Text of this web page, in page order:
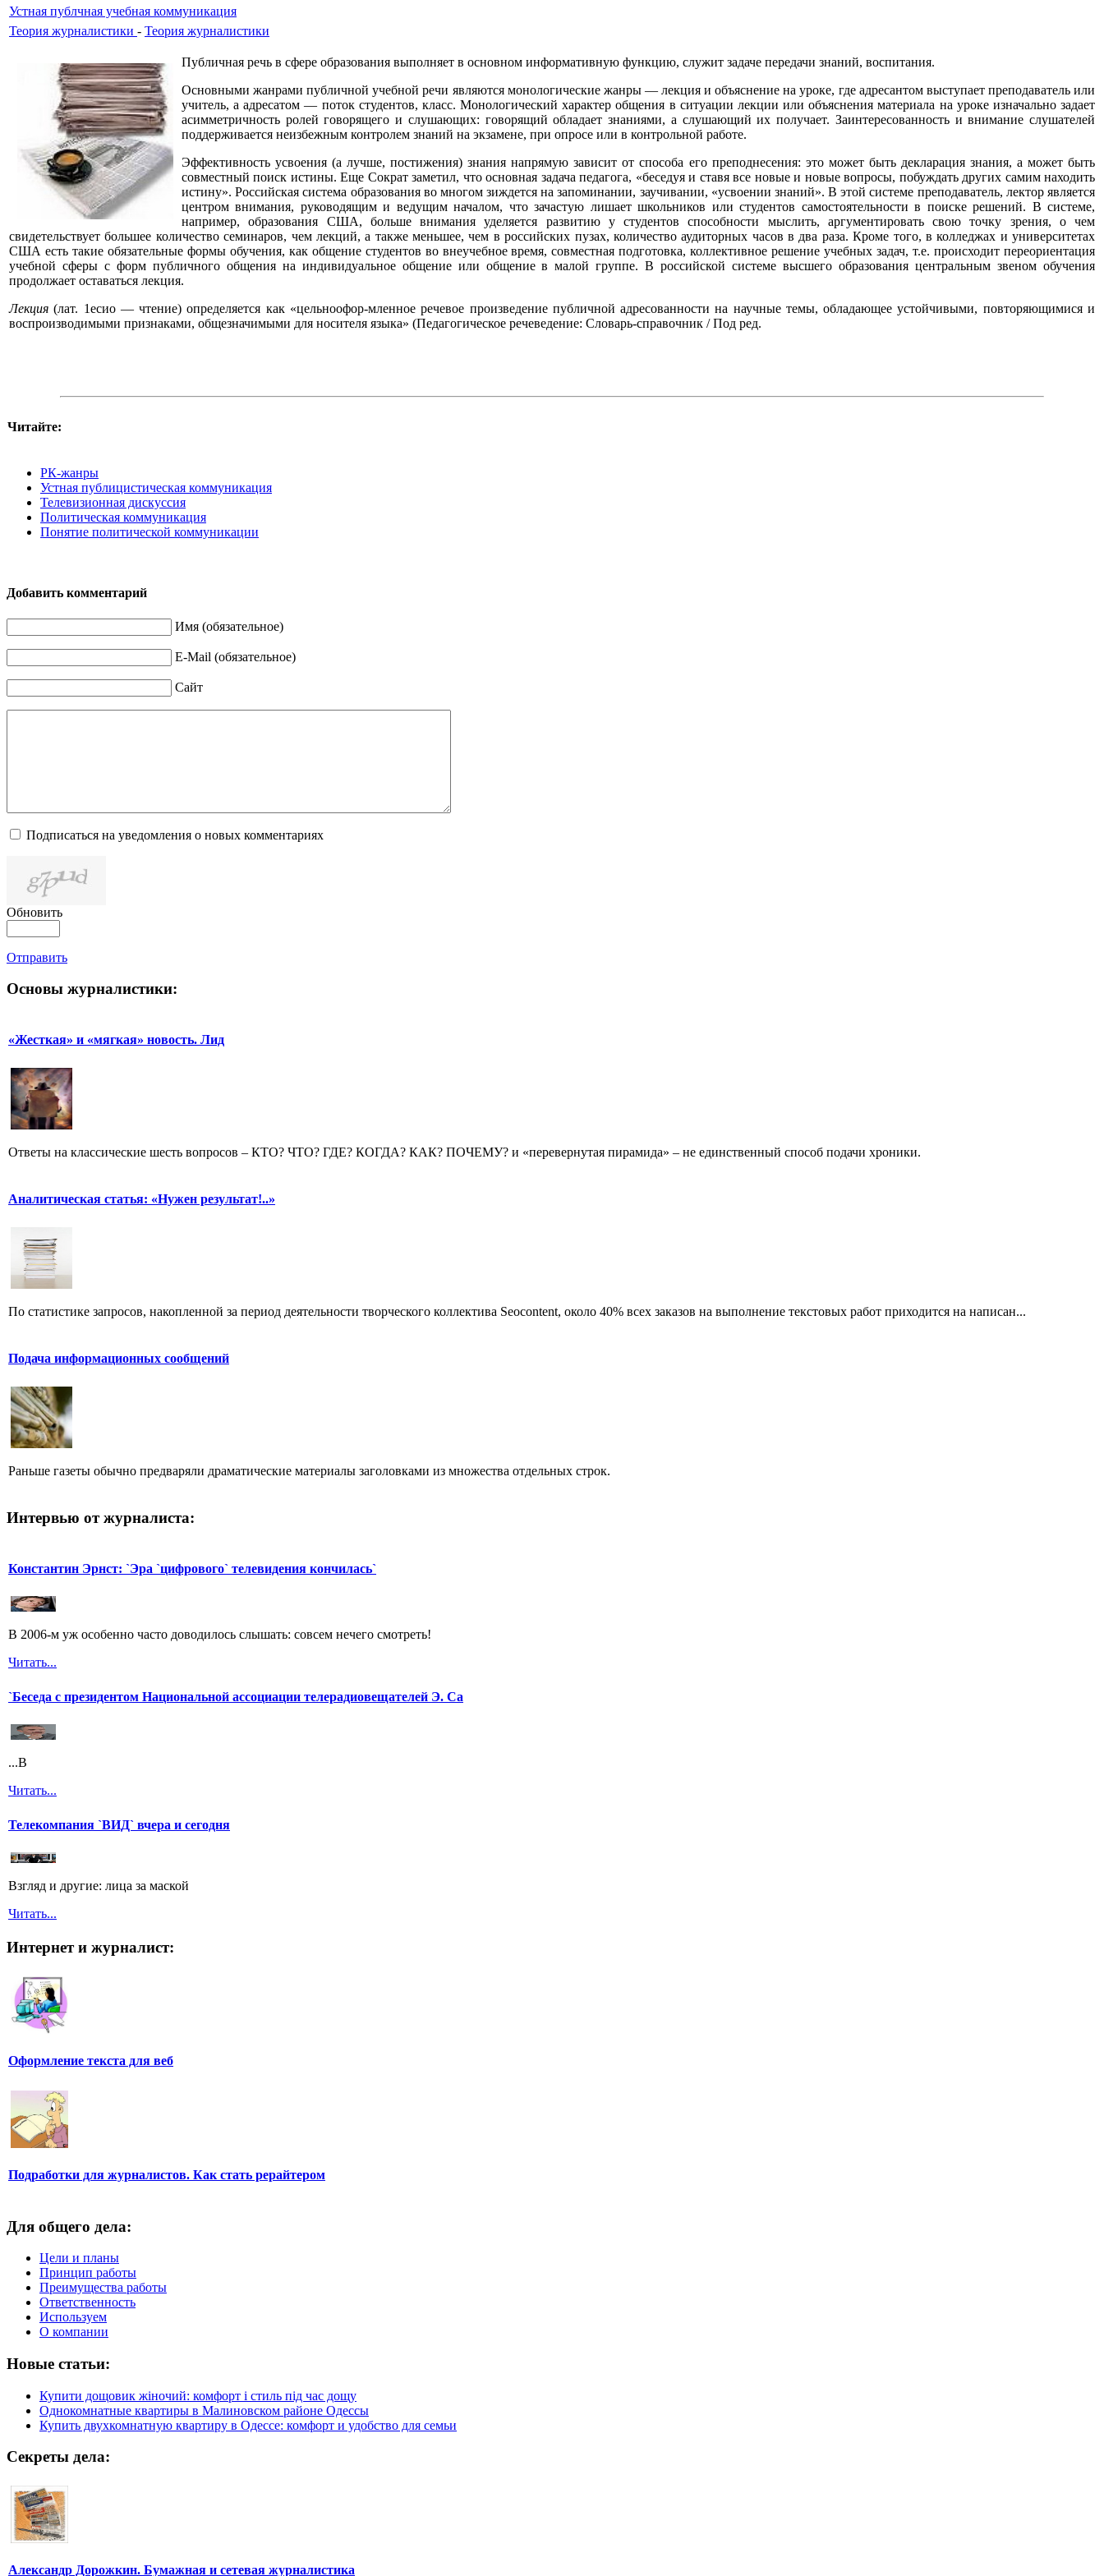
Устная публчная учебная коммуникация
Теория журналистики - Теория журналистики
Публичная речь в сфере образования выполняет в основном информативную функцию, служит задаче передачи знаний, воспитания.
Основными жанрами публичной учебной речи являются монологические жанры — лекция и объяснение на уроке, где адресантом выступает преподаватель или
учитель, а адресатом — поток студентов, класс. Монологический характер общения в ситуации лекции или объяснения материала на уроке изначально задает
асимметричность ролей говорящего и слушающих: говорящий обладает знаниями, а слушающий их получает. Заинтересованность и внимание слушателей
поддерживается неизбежным контролем знаний на экзамене, при опросе или в контрольной работе.
Эффективность усвоения (а лучше, постижения) знания напрямую зависит от способа его преподнесения: это может быть декларация знания, а может быть
совместный поиск истины. Еще Сократ заметил, что основная задача педагога, «беседуя и ставя все новые и новые вопросы, побуждать других самим находить
истину». Российская система образования во многом зиждется на запоминании, заучивании, «усвоении знаний». В этой системе преподаватель, лектор является
центром внимания, руководящим и ведущим началом, что зачастую лишает школьников или студентов самостоятельности в поиске решений. В системе,
например, образования США, больше внимания уделяется развитию у студентов способности мыслить, аргументировать свою точку зрения, о чем
свидетельствует большее количество семинаров, чем лекций, а также меньшее, чем в российских пузах, количество аудиторных часов в два раза. Кроме того, в колледжах и университетах
США есть такие обязательные формы обучения, как общение студентов во внеучебное время, совместная подготовка, коллективное решение учебных задач, т.е. происходит переориентация
учебной сферы с форм публичного общения на индивидуальное общение или общение в малой группе. В российской системе высшего образования центральным звеном обучения
продолжает оставаться лекция.
Лекция(лат. 1есио — чтение) определяется как «цельноофор-мленное речевое произведение публичной адресованности на научные темы, обладающее устойчивыми, повторяющимися и
воспроизводимыми признаками, общезначимыми для носителя языка» (Педагогическое речеведение: Словарь-справочник / Под ред.
Читайте:
РК-жанры
Устная публицистическая коммуникация
Телевизионная дискуссия
Политическая коммуникация
Понятие политической коммуникации
Добавить комментарий
Имя (обязательное)
E-Mail (обязательное)
Сайт
Подписаться на уведомления о новых комментариях
Обновить
Отправить
Основы журналистики:
«Жесткая» и «мягкая» новость. Лид
Ответы на классические шесть вопросов – КТО? ЧТО? ГДЕ? КОГДА? КАК? ПОЧЕМУ? и «перевернутая пирамида» – не единственный способ подачи хроники.
Аналитическая статья: «Нужен результат!..»
По статистике запросов, накопленной за период деятельности творческого коллектива Seocontent, около 40% всех заказов на выполнение текстовых работ приходится на написан...
Подача информационных сообщений
Раньше газеты обычно предваряли драматические материалы заголовками из множества отдельных строк.
Интервью от журналиста:
Константин Эрнст: `Эра `цифрового` телевидения кончилась`
В 2006-м уж особенно часто доводилось слышать: совсем нечего смотреть!
Читать...
`Беседа с президентом Национальной ассоциации телерадиовещателей Э. Са
...В
Читать...
Телекомпания `ВИД` вчера и сегодня
Взгляд и другие: лица за маской
Читать...
Интернет и журналист:
Оформление текста для веб
Подработки для журналистов. Как стать рерайтером
Для общего дела:
Цели и планы
Принцип работы
Преимущества работы
Ответственность
Используем
О компании
Новые статьи:
Купити дощовик жіночий: комфорт і стиль під час дощу
Однокомнатные квартиры в Малиновском районе Одессы
Купить двухкомнатную квартиру в Одессе: комфорт и удобство для семьи
Секреты дела:
Александр Дорожкин. Бумажная и сетевая журналистика